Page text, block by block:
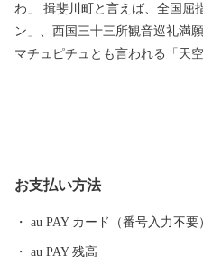
わ」 揖斐川町と言えば、全国屈指の人気を誇る「いびがわマラソ
ン」、西国三十三所観音巡礼満
マチュピチュとも言われる「天
ともに支え合い知恵を出し合い
お支払い方法
au PAY カード（番号入力不要
au PAY 残高